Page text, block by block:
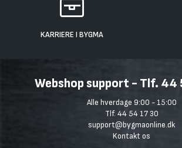
KARRIERE I BYGMA
Webshop support - Tlf. 44
Alle hverdage 9:00 - 15:00
Tlf. 44 54 17 30
support@bygmaonline.dk
Kontakt os